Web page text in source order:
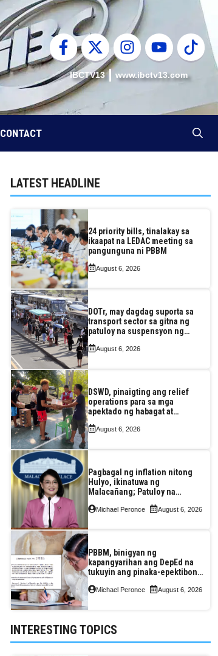
IBCTV13 www.ibctv13.com
CONTACT
LATEST HEADLINE
24 priority bills, tinalakay sa
ikaapat na LEDAC meeting sa
pangunguna ni PBBM
August 6, 2026
DOTr, may dagdag suporta sa
transport sector sa gitna ng
patuloy na suspensyon ng
August 6, 2026
DSWD, pinaigting ang relief
operations para sa mga
apektado ng habagat at
August 6, 2026
Pagbagal ng inflation nitong
Hulyo, ikinatuwa ng
Malacañang; Patuloy na
seguridad sa pagkain,
Michael Peronce August 6, 2026
PBBM, binigyan ng
kapangyarihan ang DepEd na
tukuyin ang pinaka-epektibong
Michael Peronce August 6, 2026
INTERESTING TOPICS